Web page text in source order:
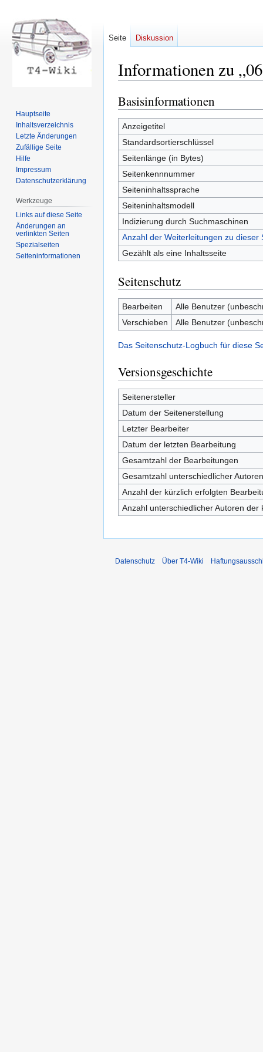
Informationen zu
Zur
Navigation
springen
Zur
Suche
springen
Basisinformationen
Anzeigetitel
Standardsortierschlüssel
Seitenlänge (in Bytes)
Seitenkennnummer
Seiteninhaltssprache
Seiteninhaltsmodell
Indizierung durch Suchmaschinen
Anzahl der Weiterleitungen zu dieser
Gezählt als eine Inhaltsseite
Seitenschutz
Bearbeiten
Alle Benutzer
Verschieben
Alle Benutzer
Das Seitenschutz-Logbuch für diese
Versionsgeschichte
Seitenersteller
Datum der Seitenerstellung
Letzter Bearbeiter
Datum der letzten Bearbeitung
Gesamtzahl der Bearbeitungen
Gesamtzahl unterschiedlicher Autoren
Anzahl der kürzlich erfolgten
Anzahl unterschiedlicher Autoren
Seite Diskussion
Hauptseite
Inhaltsverzeichnis
Letzte Änderungen
Zufällige Seite
Hilfe
Impressum
Datenschutzerklärung
Werkzeuge
Links auf diese Seite
Änderungen an
verlinkten Seiten
Spezialseiten
Seiten­informationen
Datenschutz Über T4-Wiki